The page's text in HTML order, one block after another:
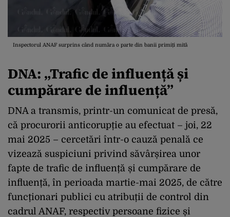
Inspectorul ANAF surprins când număra o parte din banii primiți mită
DNA: „Trafic de influență și
cumpărare de influență”
DNA a transmis, printr-un comunicat de presă,
că procurorii anticorupție au efectuat – joi, 22
mai 2025 – cercetări într-o cauză penală ce
vizează suspiciuni privind săvârșirea unor
fapte de trafic de influență și cumpărare de
influență, în perioada martie-mai 2025, de către
funcționari publici cu atribuții de control din
cadrul ANAF, respectiv persoane fizice și